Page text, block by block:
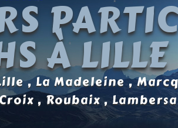
À LILLE
, La Madeleine ,
, Roubaix ,